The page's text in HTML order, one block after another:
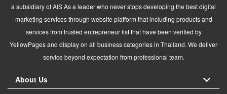
a subsidiary of AIS As a leader who never stops developing the best digital
marketing services through website platform that including products and
services from trusted entrepreneur list that have been verified by
YellowPages and display on all business categories in Thailand. We deliver
service beyond expectation from professional team.
About Us